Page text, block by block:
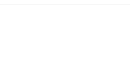
Ходорковскому и Лебедеву